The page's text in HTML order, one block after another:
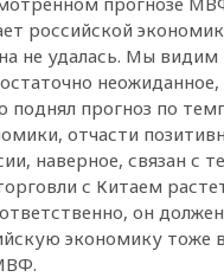
российской
не удалась. Мы видим
прогноз по
отчасти
наверное, связан с
с Китаем
он должен
экономику тоже